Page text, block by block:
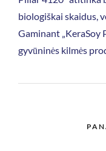
biologiškai skaidus,
Gaminant „KeraSoy
gyvūninės kilmės